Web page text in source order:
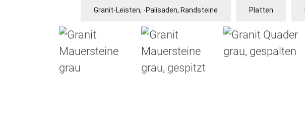
Granit-Leisten, -Palisaden, Randsteine Platten